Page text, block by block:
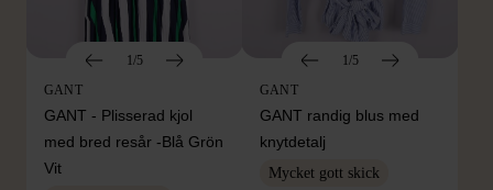
1/5
GANT
GANT - Plisserad kjol
med bred resår -Blå Grön
Vit
1/5
GANT
GANT randig blus med
knytdetalj
Mycket gott skick